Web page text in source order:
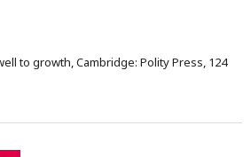
to growth, Cambridge: Polity Press, 124